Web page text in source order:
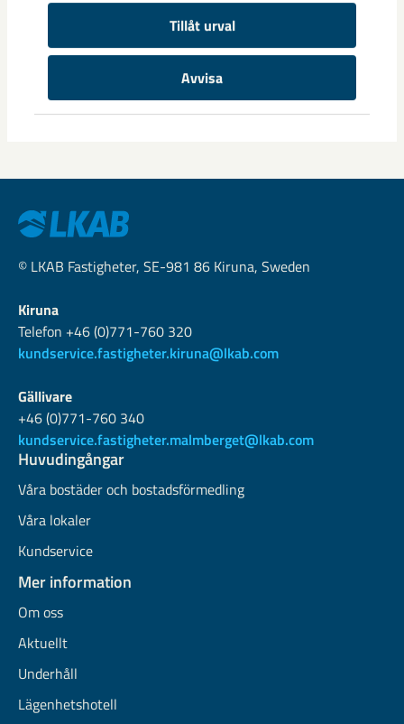
Tillåt urval
Avvisa
Snart dags för inflyttning på Östra
Praktiska saker förbereds inför inflyttningen.
© LKAB Fastigheter, SE-981 86 Kiruna, Sweden
Kiruna
Telefon +46 (0)771-760 320
kundservice.fastigheter.kiruna@lkab.com
Gällivare
+46 (0)771-760 340
kundservice.fastigheter.malmberget@lkab.com
Huvudingångar
Våra bostäder och bostadsförmedling
Våra lokaler
Kundservice
Mer information
Om oss
Aktuellt
Underhåll
Lägenhetshotell